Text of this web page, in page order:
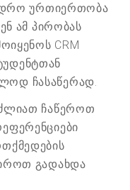
ურთიერთობა
ამ პირობას
CRM
ჩასაწერად.
ჩაწეროთ
გადახდა